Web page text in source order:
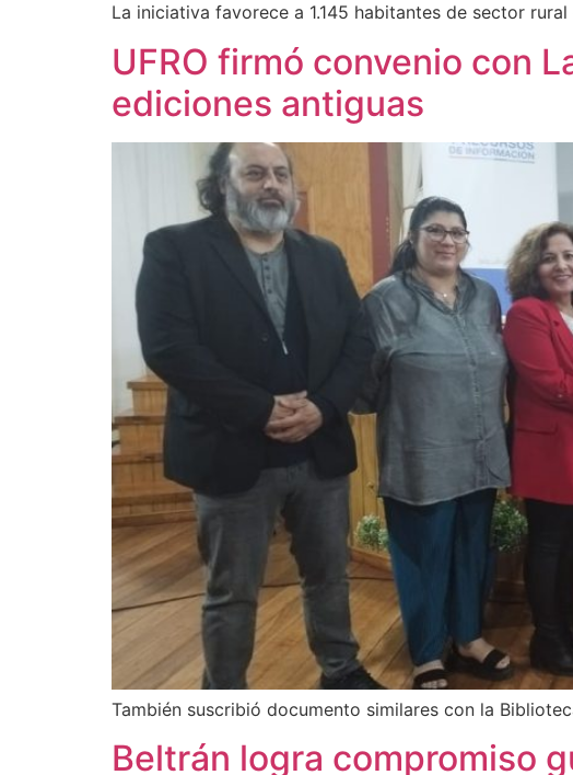
La iniciativa favorece a 1.145 habitantes de sector
UFRO firmó convenio con
ediciones antiguas
También suscribió documento similares con la
Beltrán logra compromiso